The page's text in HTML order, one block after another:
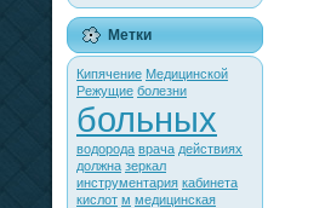
Метки
Кипячение Медицинской
Режущие болезни
больных
водорода врача действиях
должна зеркал
инструментария кабинета
кислот м медицинская